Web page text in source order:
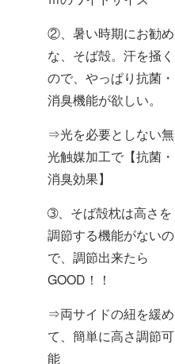
②、暑い時期にお勧め
な、そば殻。汗を掻く
ので、やっぱり抗菌・
消臭機能が欲しい。
⇒光を必要としない無
光触媒加工で【抗菌・
消臭効果】
➂、そば殻枕は高さを
調節する機能がないの
で、調節出来たら
GOOD！！
⇒両サイドの紐を緩め
て、簡単に高さ調節可
能